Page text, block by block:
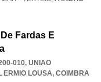
Fardas E
010, UNIAO
ERMIO LOUSA, COIMBRA